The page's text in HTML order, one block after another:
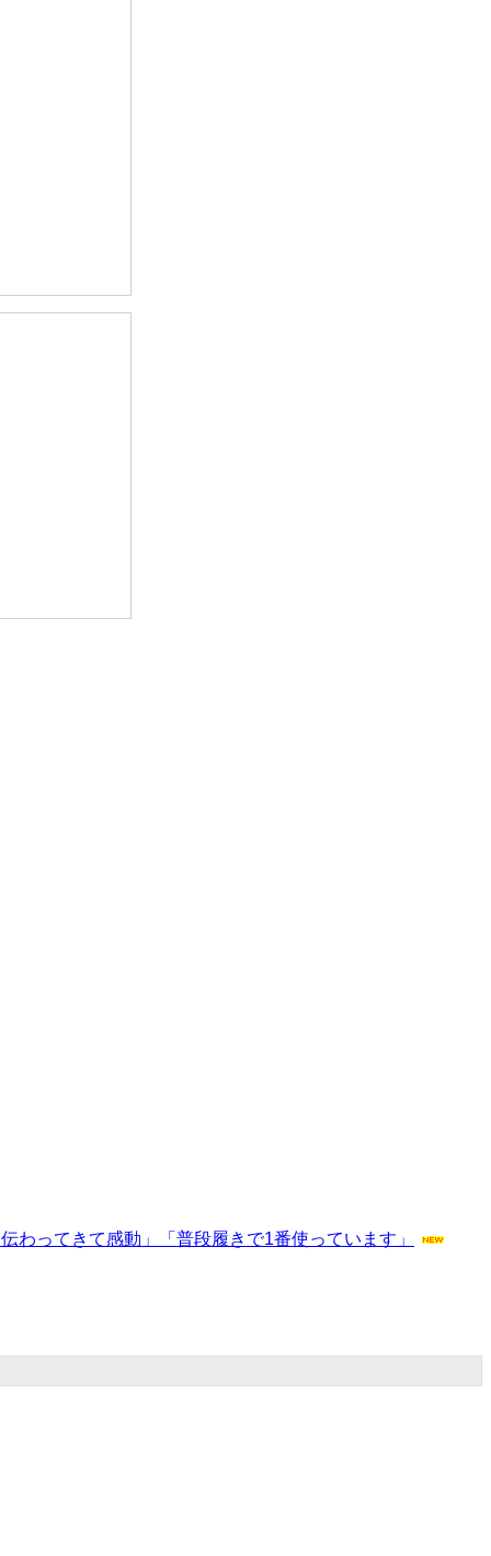
ってきて感動」「普段履きで1番使っています」